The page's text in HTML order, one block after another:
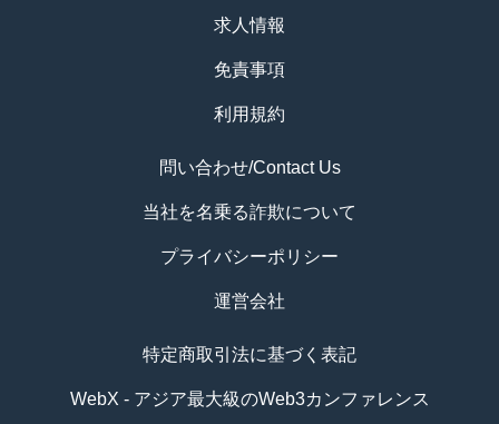
求人情報
免責事項
利用規約
問い合わせ/Contact Us
当社を名乗る詐欺について
プライバシーポリシー
運営会社
特定商取引法に基づく表記
WebX - アジア最大級のWeb3カンファレンス